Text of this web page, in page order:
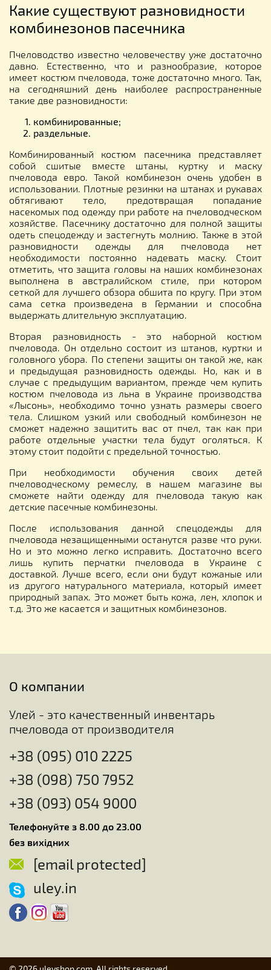
Какие существуют разновидности
комбинезонов пасечника
Пчеловодство известно человечеству уже достаточно
давно. Естественно, что и разнообразие, которое
имеет костюм пчеловода, тоже достаточно много. Так,
на сегодняшний день наиболее распространенные
такие две разновидности:
комбинированные;
раздельные.
Комбинированный костюм пасечника представляет
собой сшитые вместе штаны, куртку и маску
пчеловода евро. Такой комбинезон очень удобен в
использовании. Плотные резинки на штанах и рукавах
обтягивают тело, предотвращая попадание
насекомых под одежду при работе на пчеловодческом
хозяйстве. Пасечнику достаточно для полной защиты
одеть спецодежду и застегнуть молнию. Также в этой
разновидности одежды для пчеловода нет
необходимости постоянно надевать маску. Стоит
отметить, что защита головы на наших комбинезонах
выполнена в австралийском стиле, при котором
сеткой для лучшего обзора обшита по кругу. При этом
сама сетка произведена в Германии и способна
выдержать длительную эксплуатацию.
Вторая разновидность - это наборной костюм
пчеловода. Он отдельно состоит из штанов, куртки и
головного убора. По степени защиты он такой же, как
и предыдущая разновидность одежды. Но, как и в
случае с предыдущим вариантом, прежде чем купить
костюм пчеловода из льна в Украине производства
«Лысонь», необходимо точно узнать размеры своего
тела. Слишком узкий или свободный комбинезон не
сможет надежно защитить вас от пчел, так как при
работе отдельные участки тела будут оголяться. К
этому стоит подойти с предельной точностью.
При необходимости обучения своих детей
пчеловодческому ремеслу, в нашем магазине вы
сможете найти одежду для пчеловода такую как
детские пасечные комбинезоны.
После использования данной спецодежды для
пчеловода незащищенными останутся разве что руки.
Но и это можно легко исправить. Достаточно всего
лишь купить перчатки пчеловода в Украине с
доставкой. Лучше всего, если они будут кожаные или
из другого натурального материала, который имеет
природный запах. Это может быть кожа, лен, хлопок и
т.д. Это же касается и защитных комбинезонов.
О компании
Улей - это качественный инвентарь
пчеловода от производителя
+38 (095) 010 2225
+38 (098) 750 7952
+38 (093) 054 9000
Телефонуйте з 8.00 до 23.00
без вихідних
[email protected]
uley.in